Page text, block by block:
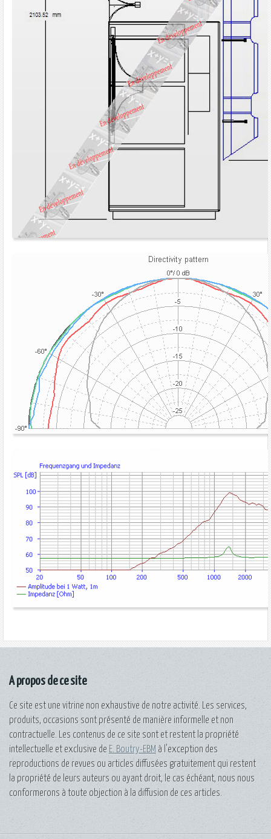
A propos de ce site
Ce site est une vitrine non exhaustive de notre activité. Les services,
produits, occasions sont présenté de manière informelle et non
contractuelle. Les contenus de ce site sont et restent la propriété
intellectuelle et exclusive de E. Boutry-EBM à l'exception des
reproductions de revues ou articles diffusées gratuitement qui restent
la propriété de leurs auteurs ou ayant droit, le cas échéant, nous nous
conformerons à toute objection à la diffusion de ces articles.